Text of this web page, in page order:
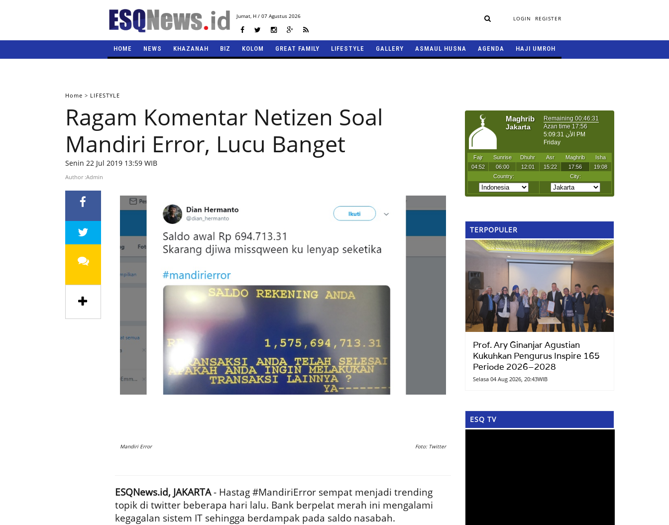
Jumat,H / 07 Agustus 2026 LOGIN REGISTER
HOME NEWS KHAZANAH BIZ KOLOM GREAT FAMILY LIFESTYLE GALLERY ASMAUL HUSNA AGENDA HAJI UMROH
Home > LIFESTYLE
Ragam Komentar Netizen Soal
Mandiri Error, Lucu Banget
Senin 22 Jul 2019 13:59 WIB
Author :Admin
Mandiri Error Foto: Twitter
ESQNews.id, JAKARTA- Hastag #MandiriError sempat menjadi trending
topik di twitter beberapa hari lalu. Bank berpelat merah ini mengalami
kegagalan sistem IT sehingga berdampak pada saldo nasabah.
TERPOPULER
Prof. Ary Ginanjar Agustian
Kukuhkan Pengurus Inspire 165
Periode 2026–2028
Selasa 04 Aug 2026, 20:43WIB
ESQ TV